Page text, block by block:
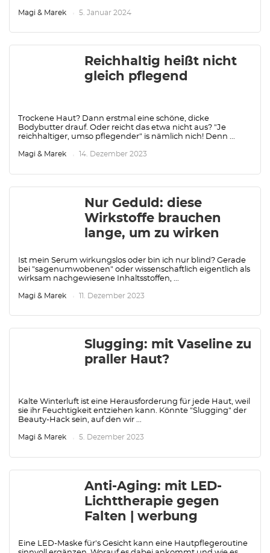
Magi & Marek 5. Januar 2024
Reichhaltig heißt nicht
gleich pflegend
Trockene Haut? Dann erstmal eine schöne, dicke
Bodybutter drauf. Oder reicht das etwa nicht aus? "Je
reichhaltiger, umso pflegender" is nämlich nich! Denn ...
Magi & Marek 14. Dezember 2023
Nur Geduld: diese
Wirkstoffe brauchen
lange, um zu wirken
Ist mein Serum wirkungslos oder bin ich nur blind? Gerade
bei "sagenumwobenen" oder wissenschaftlich eigentlich als
wirksam nachgewiesene Inhaltsstoffen, ...
Magi & Marek 11. Dezember 2023
Slugging: mit Vaseline zu
praller Haut?
Kalte Winterluft ist eine Herausforderung für jede Haut, weil
sie ihr Feuchtigkeit entziehen kann. Könnte "Slugging" der
Beauty-Hack sein, auf den wir ...
Magi & Marek 5. Dezember 2023
Anti-Aging: mit LED-
Lichttherapie gegen
Falten | werbung
Eine LED-Maske für's Gesicht kann eine Hautpflegeroutine